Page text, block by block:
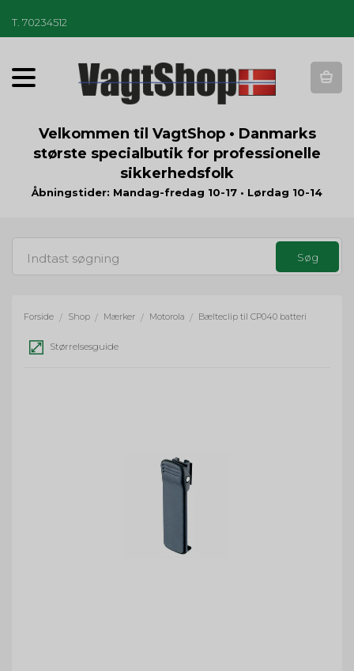
T 70234512
T
o
g
a
t
n
Velkommen til VagtShop • Danmarks
største specialbutik for professionelle
sikkerhedsfolk
Åbningstider: Mandag-fredag 10-17 • Lørdag 10-14
Forside / Shop / Mærker / Motorola / Bælteclip til CP040 batteri
Størrelsesguide